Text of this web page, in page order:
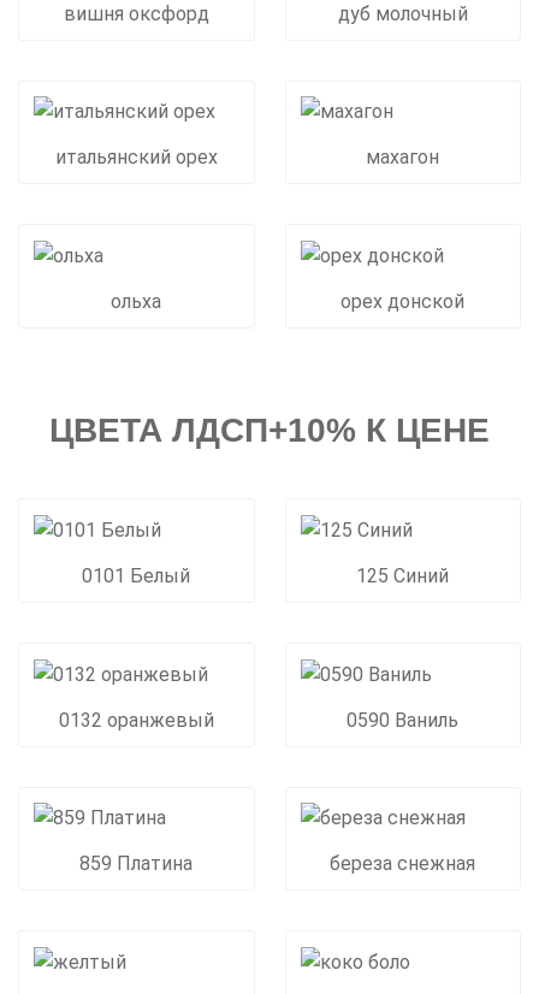
вишня оксфорд дуб молочный
итальянский орех махагон
ольха орех донской
ЦВЕТА ЛДСП+10% К ЦЕНЕ
0101 Белый 125 Синий
0132 оранжевый 0590 Ваниль
859 Платина береза снежная